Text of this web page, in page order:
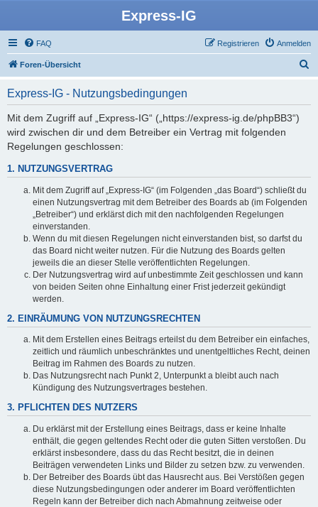
Express-IG
FAQ Anmelden
Registrieren
Foren-Übersicht
Express-IG - Nutzungsbedingungen
Mit dem Zugriff auf „Express-IG“ („https://express-ig.de/phpBB3“)
wird zwischen dir und dem Betreiber ein Vertrag mit folgenden
Regelungen geschlossen:
1. NUTZUNGSVERTRAG
Mit dem Zugriff auf „Express-IG“ (im Folgenden „das Board“) schließt du
einen Nutzungsvertrag mit dem Betreiber des Boards ab (im Folgenden
„Betreiber“) und erklärst dich mit den nachfolgenden Regelungen
einverstanden.
Wenn du mit diesen Regelungen nicht einverstanden bist, so darfst du
das Board nicht weiter nutzen. Für die Nutzung des Boards gelten
jeweils die an dieser Stelle veröffentlichten Regelungen.
Der Nutzungsvertrag wird auf unbestimmte Zeit geschlossen und kann
von beiden Seiten ohne Einhaltung einer Frist jederzeit gekündigt
werden.
2. EINRÄUMUNG VON NUTZUNGSRECHTEN
Mit dem Erstellen eines Beitrags erteilst du dem Betreiber ein einfaches,
zeitlich und räumlich unbeschränktes und unentgeltliches Recht, deinen
Beitrag im Rahmen des Boards zu nutzen.
Das Nutzungsrecht nach Punkt 2, Unterpunkt a bleibt auch nach
Kündigung des Nutzungsvertrages bestehen.
3. PFLICHTEN DES NUTZERS
Du erklärst mit der Erstellung eines Beitrags, dass er keine Inhalte
enthält, die gegen geltendes Recht oder die guten Sitten verstoßen. Du
erklärst insbesondere, dass du das Recht besitzt, die in deinen
Beiträgen verwendeten Links und Bilder zu setzen bzw. zu verwenden.
Der Betreiber des Boards übt das Hausrecht aus. Bei Verstößen gegen
diese Nutzungsbedingungen oder anderer im Board veröffentlichten
Regeln kann der Betreiber dich nach Abmahnung zeitweise oder